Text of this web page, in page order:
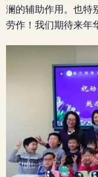
澜的辅助作用。也特
劳作！我们期待来年